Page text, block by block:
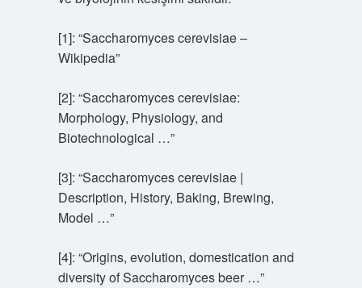
[1]: “Saccharomyces cerevisiae –
Wikipedia”
[2]: “Saccharomyces cerevisiae:
Morphology, Physiology, and
Biotechnological …”
[3]: “Saccharomyces cerevisiae |
Description, History, Baking, Brewing,
Model …”
[4]: “Origins, evolution, domestication and
diversity of Saccharomyces beer …”